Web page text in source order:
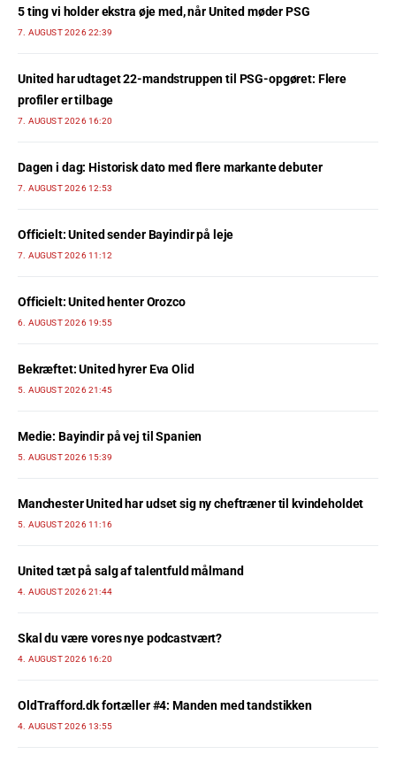
5 ting vi holder ekstra øje med, når United møder PSG
7. AUGUST 2026 22:39
United har udtaget 22-mandstruppen til PSG-opgøret: Flere
profiler er tilbage
7. AUGUST 2026 16:20
Dagen i dag: Historisk dato med flere markante debuter
7. AUGUST 2026 12:53
Officielt: United sender Bayindir på leje
7. AUGUST 2026 11:12
Officielt: United henter Orozco
6. AUGUST 2026 19:55
Bekræftet: United hyrer Eva Olid
5. AUGUST 2026 21:45
Medie: Bayindir på vej til Spanien
5. AUGUST 2026 15:39
Manchester United har udset sig ny cheftræner til kvindeholdet
5. AUGUST 2026 11:16
United tæt på salg af talentfuld målmand
4. AUGUST 2026 21:44
Skal du være vores nye podcastvært?
4. AUGUST 2026 16:20
OldTrafford.dk fortæller #4: Manden med tandstikken
4. AUGUST 2026 13:55